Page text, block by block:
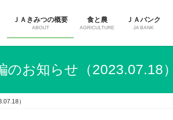
ＪＡきみつの概要
ABOUT
食と農
AGRICULTURE
ＪＡバンク
JA BANK
のお知らせ（2023.07.18）
）